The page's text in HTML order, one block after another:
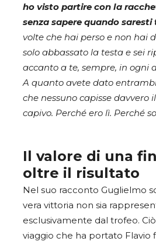
ho visto partire con la
senza sapere quando
volte che hai perso e non hai
solo abbassato la testa e sei
accanto a te, sempre, in ogni
A quanto avete dato
che nessuno capisse davvero
capivo. Perché ero lì. Perché
Il valore di una
oltre il risultato
Nel suo racconto Guglielmo
vera vittoria non sia
esclusivamente dal trofeo.
viaggio che ha portato Flavio